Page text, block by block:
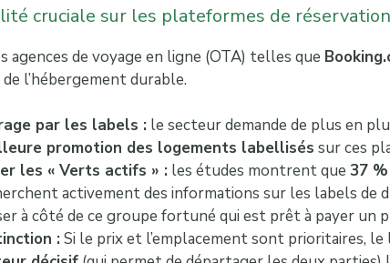
cruciale sur les plateformes de réservation
agences de voyage en ligne (OTA) telles que
l’hébergement durable.
par les labels :le secteur demande de plus en
promotion des logements labellisés sur ces
les « Verts actifs » :les études montrent que 37
activement des informations sur les labels de
à côté de ce groupe fortuné qui est prêt à payer un
:Si le prix et l’emplacement sont prioritaires,